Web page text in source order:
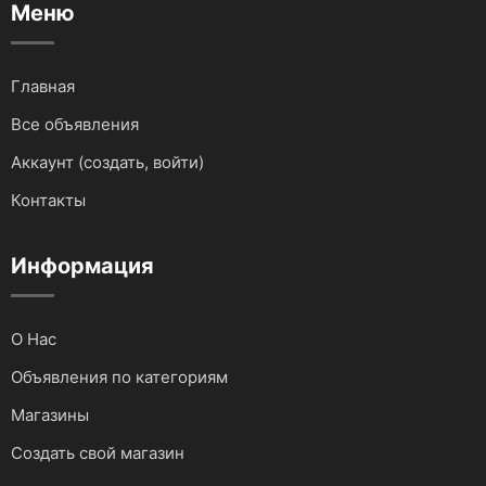
Погрузчики
Автобетоносмесители
Катки грунтовые и дорожные
Мототранспортные средства
Запчасти и Аксессуары
Грузоперевозки
Фото и видеосъемка
Ремонт и строительство
Доставка
Услуги IT сферы
Меню
Главная
Все объявления
Аккаунт (создать, войти)
Контакты
Информация
О Нас
Объявления по категориям
Магазины
Создать свой магазин